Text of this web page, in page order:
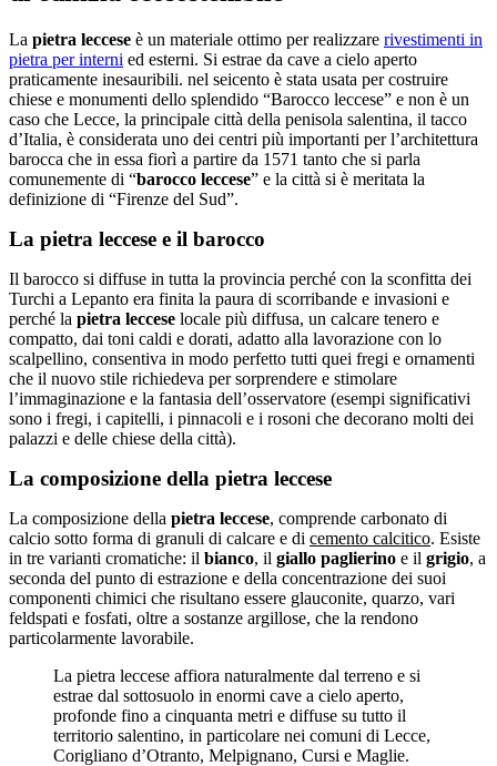
La pietra leccese è un materiale ottimo per realizzare rivestimenti in
pietra per interni ed esterni. Si estrae da cave a cielo aperto
praticamente inesauribili. nel seicento è stata usata per costruire
chiese e monumenti dello splendido “Barocco leccese” e non è un
caso che Lecce, la principale città della penisola salentina, il tacco
d’Italia, è considerata uno dei centri più importanti per l’architettura
barocca che in essa fiorì a partire da 1571 tanto che si parla
comunemente di “barocco leccese” e la città si è meritata la
definizione di “Firenze del Sud”.
La pietra leccese e il barocco
Il barocco si diffuse in tutta la provincia perché con la sconfitta dei
Turchi a Lepanto era finita la paura di scorribande e invasioni e
perché la pietra leccese locale più diffusa, un calcare tenero e
compatto, dai toni caldi e dorati, adatto alla lavorazione con lo
scalpellino, consentiva in modo perfetto tutti quei fregi e ornamenti
che il nuovo stile richiedeva per sorprendere e stimolare
l’immaginazione e la fantasia dell’osservatore (esempi significativi
sono i fregi, i capitelli, i pinnacoli e i rosoni che decorano molti dei
palazzi e delle chiese della città).
La composizione della pietra leccese
La composizione della pietra leccese, comprende carbonato di
calcio sotto forma di granuli di calcare e di cemento calcitico. Esiste
in tre varianti cromatiche: il bianco, il giallo paglierino e il grigio, a
seconda del punto di estrazione e della concentrazione dei suoi
componenti chimici che risultano essere glauconite, quarzo, vari
feldspati e fosfati, oltre a sostanze argillose, che la rendono
particolarmente lavorabile.
La pietra leccese affiora naturalmente dal terreno e si
estrae dal sottosuolo in enormi cave a cielo aperto,
profonde fino a cinquanta metri e diffuse su tutto il
territorio salentino, in particolare nei comuni di Lecce,
Corigliano d’Otranto, Melpignano, Cursi e Maglie.